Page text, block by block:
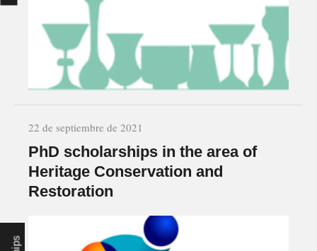
22 de septiembre de 2021
PhD scholarships in the area of
Heritage Conservation and
Restoration